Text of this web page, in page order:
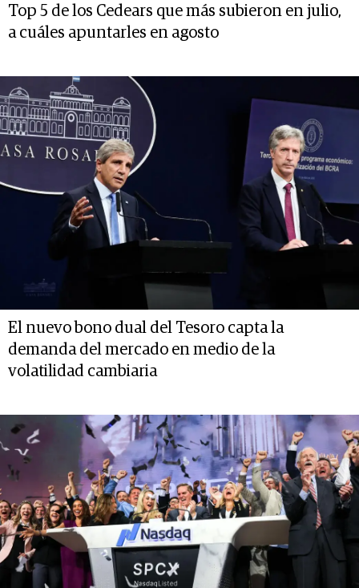
Top 5 de los Cedears que más subieron en julio,
a cuáles apuntarles en agosto
El nuevo bono dual del Tesoro capta la
demanda del mercado en medio de la
volatilidad cambiaria